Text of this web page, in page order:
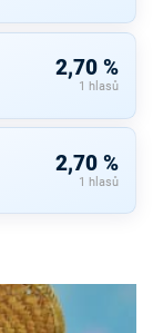
2,70 %
1 hlasů
2,70 %
1 hlasů